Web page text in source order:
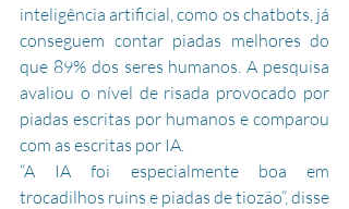
inteligência artificial, como os chatbots, já
conseguem contar piadas melhores do
que 89% dos seres humanos. A pesquisa
avaliou o nível de risada provocado por
piadas escritas por humanos e comparou
com as escritas por IA.
“A IA foi especialmente boa em
trocadilhos ruins e piadas de tiozão”, disse